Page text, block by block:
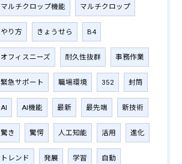
マルチクロップ機能 マルチクロップ
やり方 きょうせら B4
オフィスニーズ 耐久性抜群 事務作業
緊急サポート 職場環境 352 封筒
AI AI機能 最新 最先端 新技術
驚き 驚愕 人工知能 活用 進化
トレンド 発展 学習 自動